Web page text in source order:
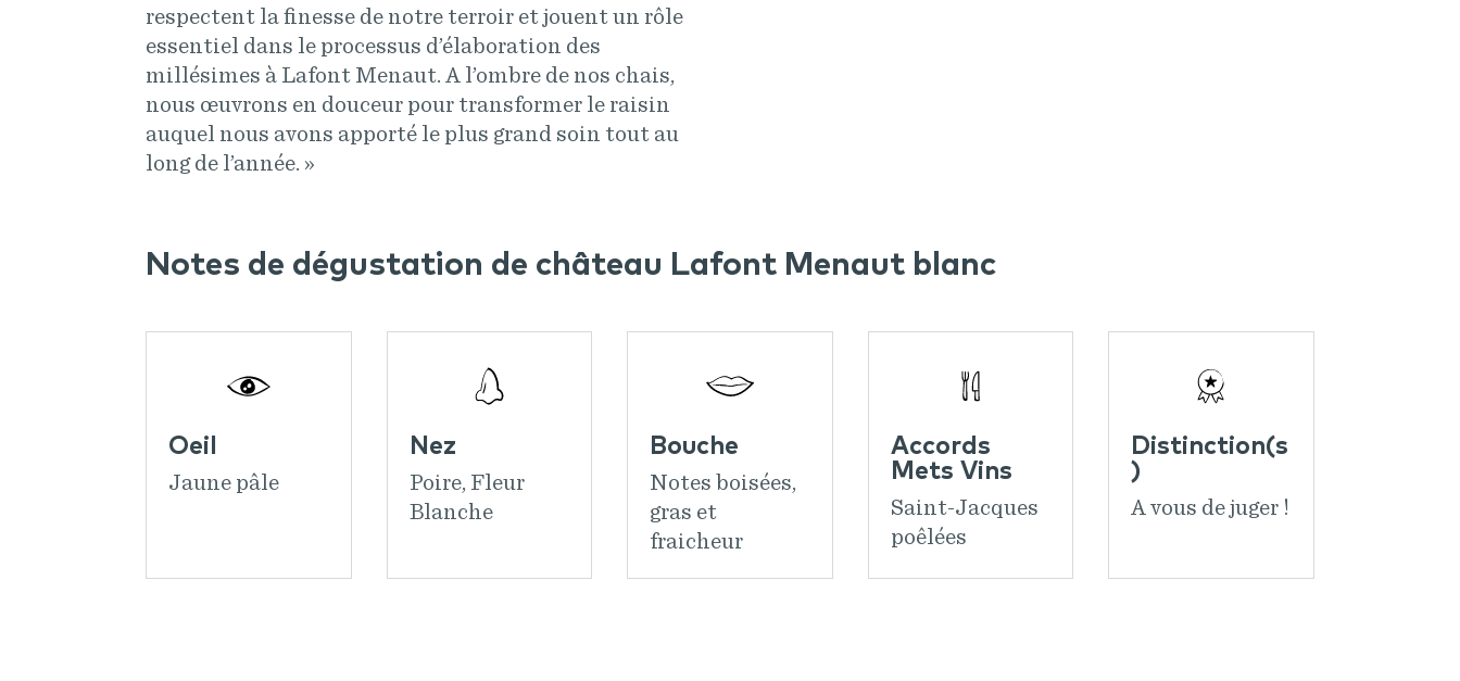
respectent la finesse de notre terroir et jouent un rôle
essentiel dans le processus d’élaboration des
millésimes à Lafont Menaut. A l’ombre de nos chais,
nous œuvrons en douceur pour transformer le raisin
auquel nous avons apporté le plus grand soin tout au
long de l’année. »
Notes de dégustation de château Lafont Menaut blanc
Oeil
Jaune pâle
Nez
Poire, Fleur
Blanche
Bouche
Notes boisées,
gras et
fraicheur
Accords
Mets Vins
Saint-Jacques
poêlées
Distinction(s
)
A vous de juger !